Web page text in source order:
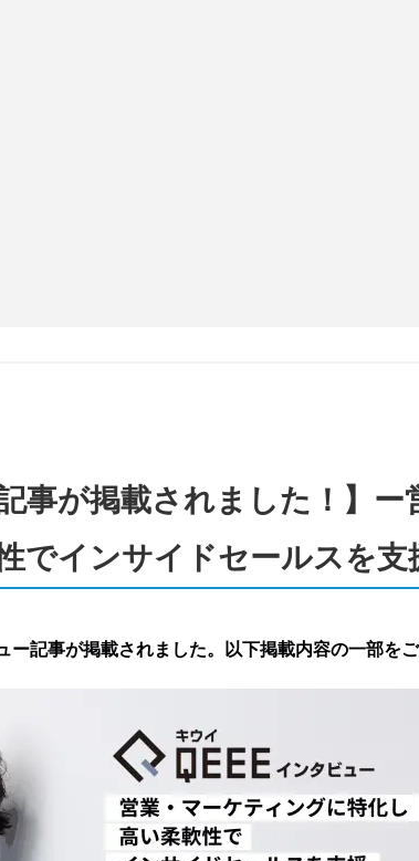
事が掲載されました！】
でインサイドセールスを支
ー記事が掲載されました。以下掲載内容の一部をご